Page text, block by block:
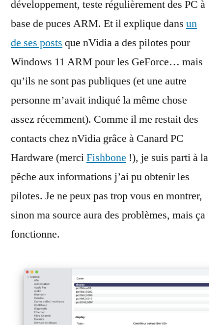
développement, teste régulièrement des PC à
base de puces ARM. Et il explique dans un
de ses posts que nVidia a des pilotes pour
Windows 11 ARM pour les GeForce… mais
qu’ils ne sont pas publiques (et une autre
personne m’avait indiqué la même chose
assez récemment). Comme il me restait des
contacts chez nVidia grâce à Canard PC
Hardware (merciFishbone !), je suis parti à la
pêche aux informations j’ai pu obtenir les
pilotes. Je ne peux pas trop vous en montrer,
sinon ma source aura des problèmes, mais ça
fonctionne.